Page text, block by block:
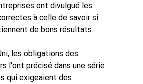
ont divulgué les
à celle de savoir si
de bons résultats.
les obligations des
l'ont précisé dans une série
qui exigeaient des